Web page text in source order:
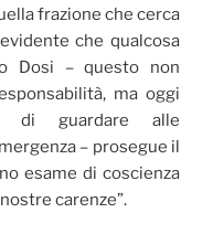
frazione che cerca
che qualcosa
Dosi – questo non
ma oggi
di guardare alle
– prosegue il
esame di coscienza
carenze”.